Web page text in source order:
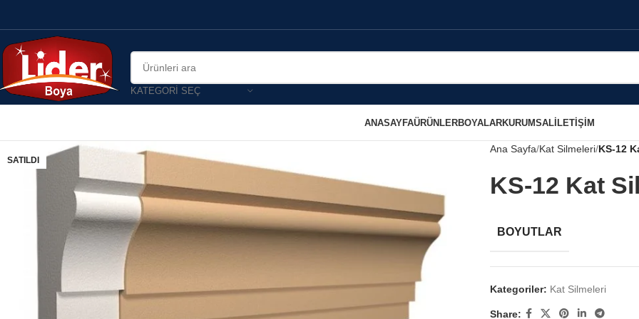
KATEGORI SEÇ
ANASAYFAÜRÜNLERBOYALARKURUMSALİLETIŞIM
SATILDI
Ana Sayfa Kat Silmeleri KS-12
KS-12 Kat
BOYUTLAR
Kategoriler: Kat Silmeleri
Share: